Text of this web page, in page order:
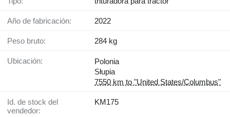
Año de fabricación: 2022
Peso bruto: 284 kg
Ubicación:
Polonia
Słupia
7550 km to "United States/Columbus"
Id. de stock del
vendedor:
KM175